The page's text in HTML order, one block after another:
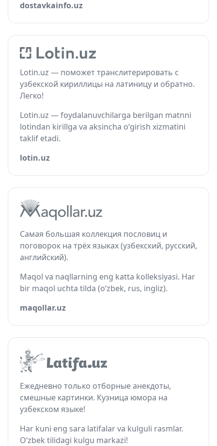
dostavkainfo.uz
Lotin.uz — поможет транслитерировать с
узбекской кириллицы на латиницу и обратно.
Легко!
Lotin.uz — foydalanuvchilarga berilgan matnni
lotindan kirillga va aksincha o‘girish xizmatini
taklif etadi.
lotin.uz
Самая большая коллекция пословиц и
поговорок на трёх языках (узбекский, русский,
английский).
Maqol va naqllarning eng katta kolleksiyasi. Har
bir maqol uchta tilda (o‘zbek, rus, ingliz).
maqollar.uz
Ежедневно только отборные анекдоты,
смешные картинки. Кузница юмора на
узбекском языке!
Har kuni eng sara latifalar va kulguli rasmlar.
O‘zbek tilidagi kulgu markazi!